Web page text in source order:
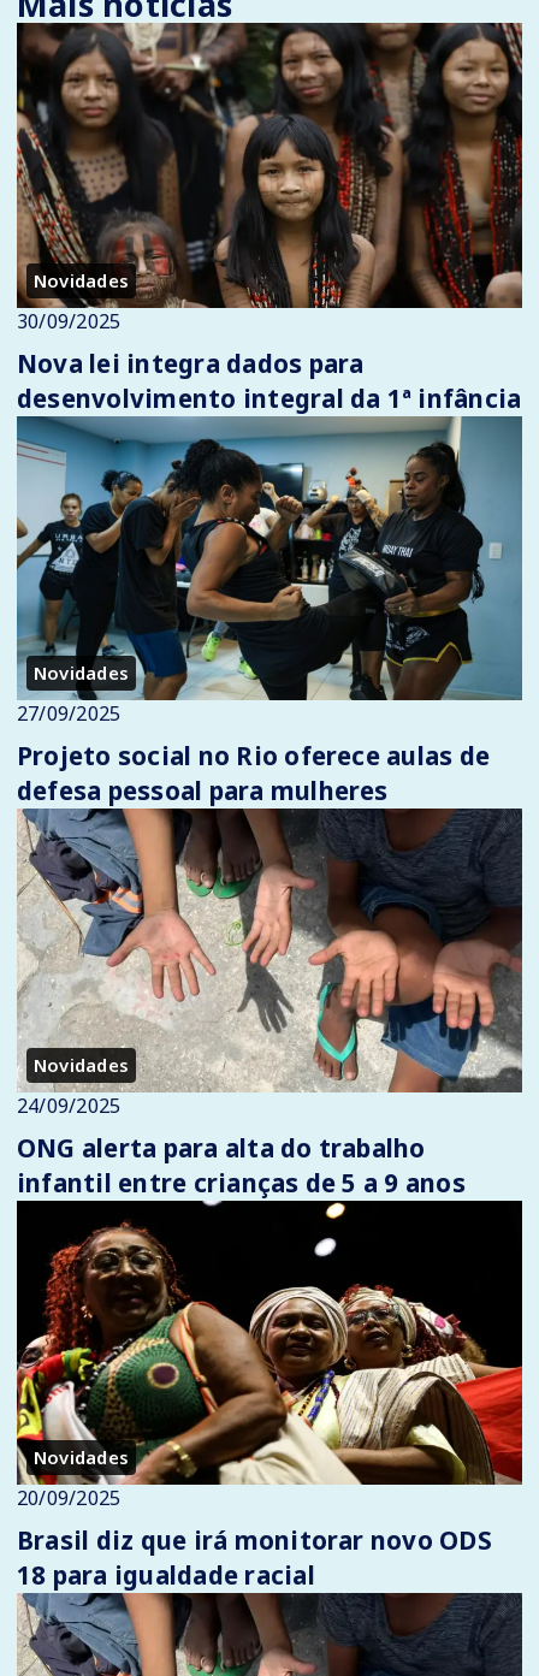
Novidades
30/09/2025
Nova lei integra dados para
desenvolvimento integral da 1ª infância
Novidades
27/09/2025
Projeto social no Rio oferece aulas de
defesa pessoal para mulheres
Novidades
24/09/2025
ONG alerta para alta do trabalho
infantil entre crianças de 5 a 9 anos
Novidades
20/09/2025
Brasil diz que irá monitorar novo ODS
18 para igualdade racial